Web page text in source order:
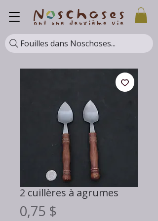
Fouilles dans Noschoses...
2 cuillères à agrumes
0,75 $